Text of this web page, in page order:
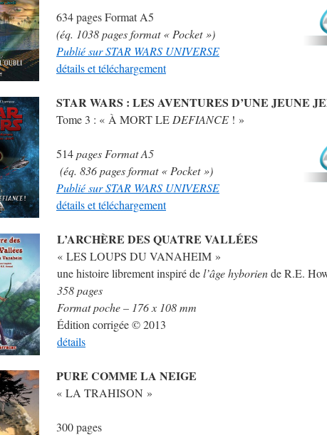
634 pages Format A5
(éq. 1038 pages format « Pocket »)
Publié sur STAR WARS UNIVERSE
détails et téléchargement
STAR WARS : LES AVENTURES D’UNE JEUNE
Tome 3 : « À MORT LE DEFIANCE ! »
514pages Format A5
(éq. 836 pages format « Pocket »)
Publié sur STAR WARS UNIVERSE
détails et téléchargement
L’ARCHÈRE DES QUATRE VALLÉES
« LES LOUPS DU VANAHEIM »
une histoire librement inspiré del’âge hyboriende R.E.
358 pages
Format poche – 176 x 108 mm
Édition corrigée © 2013
détails
PURE COMME LA NEIGE
« LA TRAHISON »
300 pages